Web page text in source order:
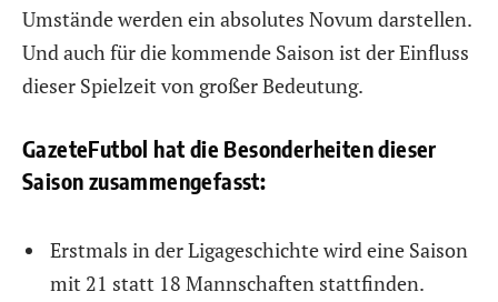
Umstände werden ein absolutes Novum darstellen.
Und auch für die kommende Saison ist der Einfluss
dieser Spielzeit von großer Bedeutung.
GazeteFutbol hat die Besonderheiten dieser
Saison zusammengefasst:
Erstmals in der Ligageschichte wird eine Saison
mit 21 statt 18 Mannschaften stattfinden.